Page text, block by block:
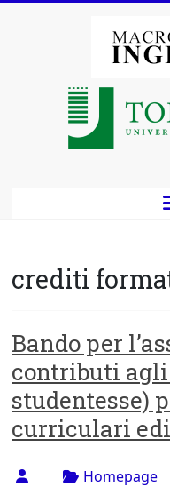
Macroarea
degli
di
Roma
Tor
Vergata
crediti
Bando per
contributi
studentesse)
curriculari
Homepage